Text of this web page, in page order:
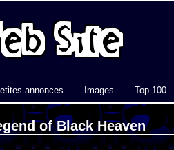
annonces Images Top 100
of Black Heaven